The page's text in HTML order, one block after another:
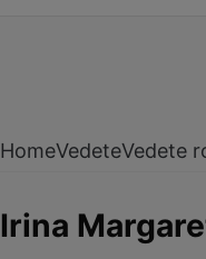
HomeVedeteVedete
Irina